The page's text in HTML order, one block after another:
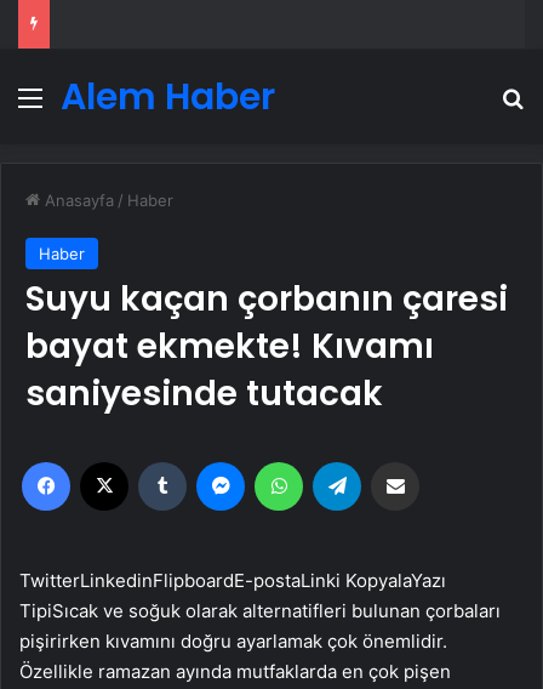
MenüAlem Haber
Anasayfa / Haber
Haber
Suyu kaçan çorbanın çaresi
bayat ekmekte! Kıvamı
saniyesinde tutacak
Facebook Tumblr MessengerWhatsApp
TwitterLinkedinFlipboardE-postaLinki KopyalaYazı
TipiSıcak ve soğuk olarak alternatifleri bulunan çorbaları
pişirirken kıvamını doğru ayarlamak çok önemlidir.
Özellikle ramazan ayında mutfaklarda en çok pişen